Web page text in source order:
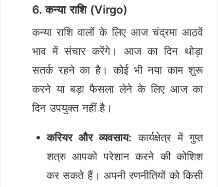
6. कन्या राशि (Virgo)
कन्या राशि वालों के लिए आज चंद्रमा आठवें
भाव में संचार करेंगे। आज का दिन थोड़ा
सतर्क रहने का है। कोई भी नया काम शुरू
करने या बड़ा फैसला लेने के लिए आज का
दिन उपयुक्त नहीं है।
करियर और व्यवसाय: कार्यक्षेत्र में गुप्त
शत्रु आपको परेशान करने की कोशिश
कर सकते हैं। अपनी रणनीतियों को किसी